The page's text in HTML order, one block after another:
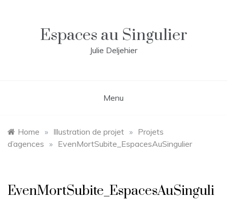
Espaces au Singulier
Julie Deljehier
Menu
Home » Illustration de projet » Projets
d’agences » EvenMortSubite_EspacesAuSingulier
EvenMortSubite_EspacesAuSinguli